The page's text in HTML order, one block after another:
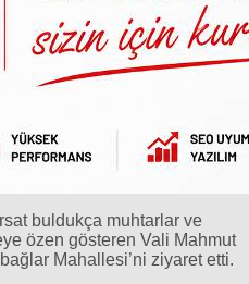
buldukça muhtarlar ve
özen gösteren Vali Mahmut
Mahallesi’ni ziyaret etti.